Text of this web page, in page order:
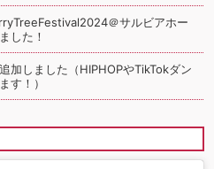
＠サルビアホー
した！
加しました（HIPHOPやTikTokダン
す！）